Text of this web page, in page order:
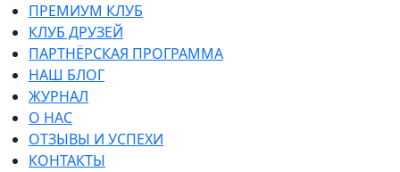
ПРЕМИУМ КЛУБ
КЛУБ ДРУЗЕЙ
ПАРТНЁРСКАЯ ПРОГРАММА
НАШ БЛОГ
ЖУРНАЛ
О НАС
ОТЗЫВЫ И УСПЕХИ
КОНТАКТЫ